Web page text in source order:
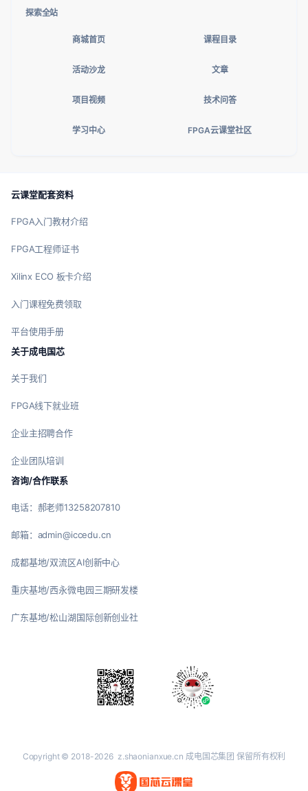
探索全站
商城首页 课程目录
活动沙龙 文章
项目视频 技术问答
学习中心 FPGA云课堂社区
云课堂配套资料
FPGA入门教材介绍
FPGA工程师证书
Xilinx ECO 板卡介绍
入门课程免费领取
平台使用手册
关于成电国芯
关于我们
FPGA线下就业班
企业主招聘合作
企业团队培训
咨询/合作联系
电话：郝老师13258207810
邮箱：admin@iccedu.cn
成都基地/双流区AI创新中心
重庆基地/西永微电园三期研发楼
广东基地/松山湖国际创新创业社
Copyright © 2018-2026 z.shaonianxue.cn 成电国芯集团 保留所有权利